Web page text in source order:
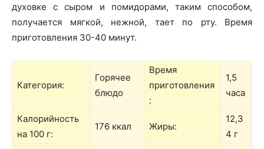
духовке с сыром и помидорами, таким способом,
получается мягкой, нежной, тает по рту. Время
приготовления 30-40 минут.
Категория:
Горячее
блюдо
Время
приготовления
:
1,5
часа
Калорийность
на 100 г:
176 ккал Жиры:
12,3
4 г